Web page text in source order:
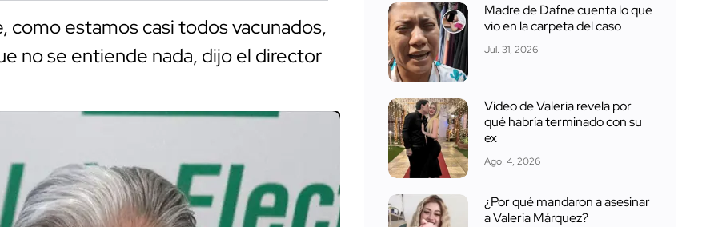
como estamos casi todos vacunados,
no se entiende nada, dijo el director
Madre de Dafne cuenta lo que
vio en la carpeta del caso
Jul. 31, 2026
Video de Valeria revela por
qué habría terminado con su
ex
Ago. 4, 2026
¿Por qué mandaron a asesinar
a Valeria Márquez?